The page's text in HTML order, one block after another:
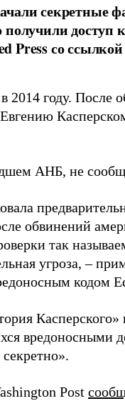
секретные
доступ
со ссылкой
2014 году. После
АНБ, не
обвинений
так
угроза, –
кодом
Касперского»
вредоносными
Post